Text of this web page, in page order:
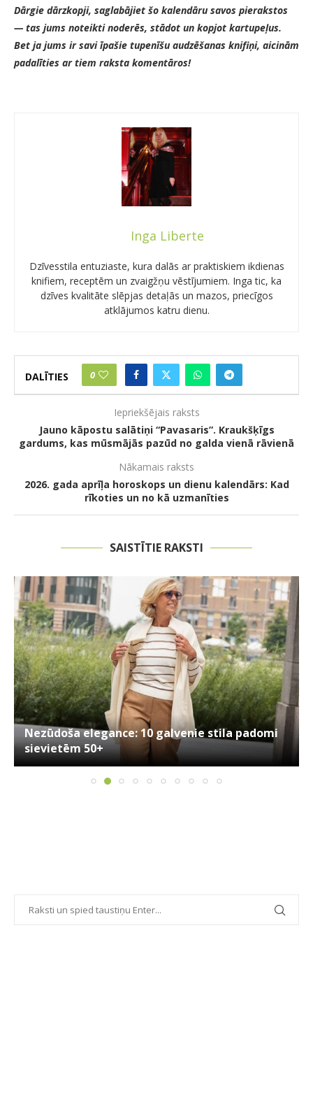
Dārgie dārzkopji, saglabājiet šo kalendāru savos pierakstos
— tas jums noteikti noderēs, stādot un kopjot kartupeļus.
Bet ja jums ir savi īpašie tupenīšu audzēšanas knifiņi, aicinām
padalīties ar tiem raksta komentāros!
Inga Liberte
Dzīvesstila entuziaste, kura dalās ar praktiskiem ikdienas
knifiem, receptēm un zvaigžņu vēstījumiem. Inga tic, ka
dzīves kvalitāte slēpjas detaļās un mazos, priecīgos
atklājumos katru dienu.
DALĪTIES 0
Iepriekšējais raksts
Jauno kāpostu salātiņi “Pavasaris”. Kraukšķīgs
gardums, kas mūsmājās pazūd no galda vienā rāvienā
Nākamais raksts
2026. gada aprīļa horoskops un dienu kalendārs: Kad
rīkoties un no kā uzmanīties
SAISTĪTIE RAKSTI
Nezūdoša elegance: 10 galvenie stila padomi
sievietēm 50+